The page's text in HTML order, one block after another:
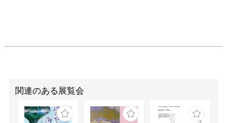
[主なグループ展]
2014　「京都嵯峨芸術大学第42回制作展」　京都市美術
2014　「～2014」　愛知県立芸術大学資料館
関連のある展覧会